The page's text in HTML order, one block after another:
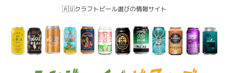
🇦🇺クラフトビール選びの情報サイト